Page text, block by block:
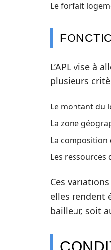
Le forfait
L’APL vise à
plusieurs
Le montant du
La zone
La composition
Les ressources
Ces
elles rendent
bailleur, soit